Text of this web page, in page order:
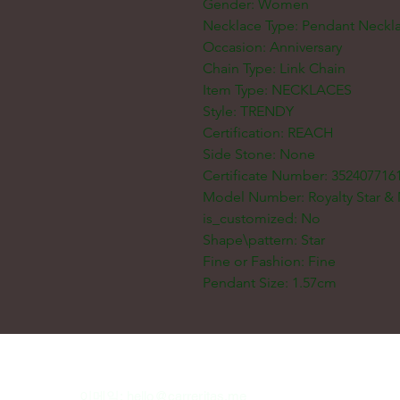
Gender: Women
Necklace Type: Pendant
Occasion: Anniversary
Chain Type: Link Chain
Item Type: NECKLACES
Style: TRENDY
Certification: REACH
Side Stone: None
Certificate Number:
Model Number: Royalty Star
is_customized: No
Shape\pattern: Star
Fine or Fashion: Fine
Pendant Size: 1.57cm